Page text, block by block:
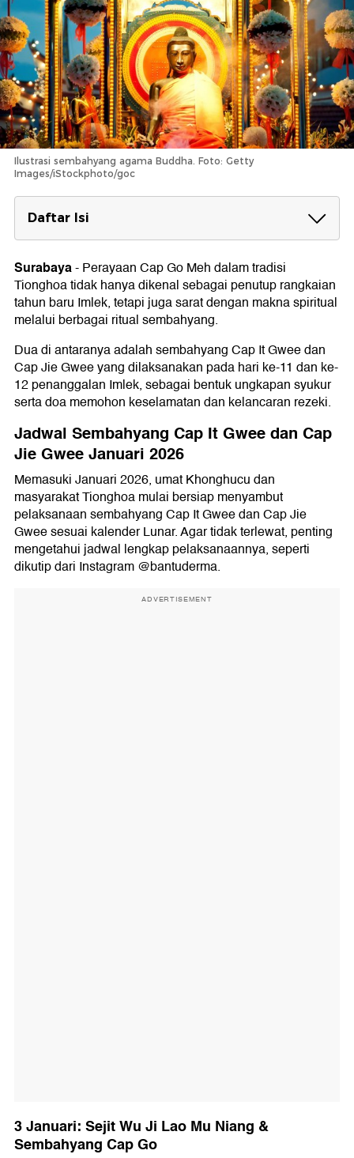
Ilustrasi sembahyang agama Buddha. Foto: Getty
Images/iStockphoto/goc
Daftar Isi
Jadwal Sembahyang Cap It Gwee dan Cap
Jie Gwee Januari 2026
3 Januari: Sejit Wu Ji Lao Mu Niang &
Sembahyang Cap Go
6 Januari: Sejit Buddha Amitabha
8 Januari: Sejit Ri Guang Bian Zhao Pu Sa
11 Januari: Sejit Zhang Xian Da Di
15 Januari: Sejit Dong Gong Zheng Xian
19 Januari: Sembahyang Ce It (Cap Jie Gwee)
24 Januari: Sejit Pu An Zu Shi
26 Januari: Sakyamuni Buddha Mencapai
Surabaya-Perayaan Cap Go Meh dalam tradisi
Tionghoa tidak hanya dikenal sebagai penutup rangkaian
tahun baru Imlek, tetapi juga sarat dengan makna spiritual
melalui berbagai ritual sembahyang.
Dua di antaranya adalah sembahyang Cap It Gwee dan
Cap Jie Gwee yang dilaksanakan pada hari ke-11 dan ke-
12 penanggalan Imlek, sebagai bentuk ungkapan syukur
serta doa memohon keselamatan dan kelancaran rezeki.
Jadwal Sembahyang Cap It Gwee dan Cap
Jie Gwee Januari 2026
Memasuki Januari 2026, umat Khonghucu dan
masyarakat Tionghoa mulai bersiap menyambut
pelaksanaan sembahyang Cap It Gwee dan Cap Jie
Gwee sesuai kalender Lunar. Agar tidak terlewat, penting
mengetahui jadwal lengkap pelaksanaannya, seperti
dikutip dari Instagram @bantuderma.
ADVERTISEMENT
3 Januari: Sejit Wu Ji Lao Mu Niang &
Sembahyang Cap Go